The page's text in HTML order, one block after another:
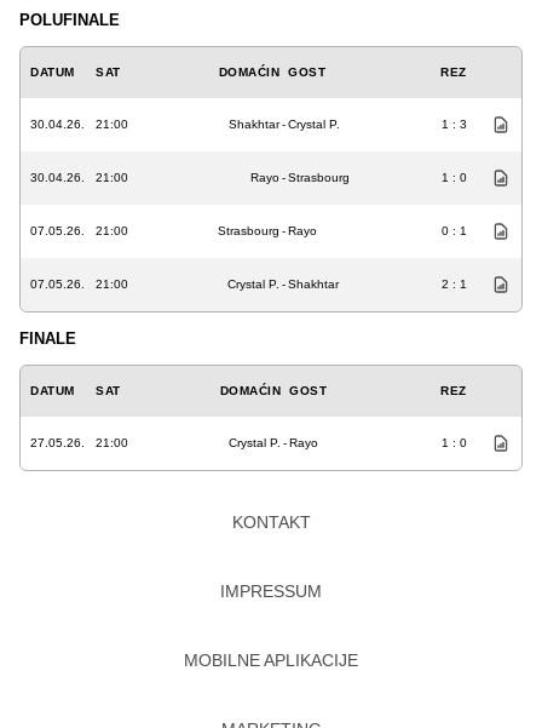
POLUFINALE
DATUM SAT DOMAĆIN GOST REZ
30.04.26. 21:00 Shakhtar-Crystal P. 1 : 3
30.04.26. 21:00 Rayo-Strasbourg 1 : 0
07.05.26. 21:00 Strasbourg -Rayo 0 : 1
07.05.26. 21:00 Crystal P. -Shakhtar 2 : 1
FINALE
DATUM SAT DOMAĆIN GOST REZ
27.05.26. 21:00 Crystal P. -Rayo 1 : 0
KONTAKT
IMPRESSUM
MOBILNE APLIKACIJE